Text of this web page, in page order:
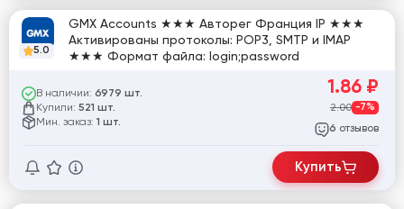
5.0
GMX Accounts ★★★ Авторег Франция IP ★★★
Активированы протоколы: POP3, SMTP и IMAP
★★★ Формат файла: login;password
В наличии: 6979 шт.
Купили: 521 шт.
Мин. заказ: 1 шт.
1.86 ₽
2.00 -7%
6 отзывов
Купить